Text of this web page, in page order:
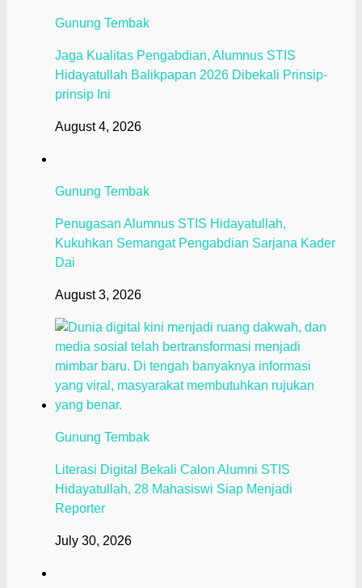
Gunung Tembak
Jaga Kualitas Pengabdian, Alumnus STIS
Hidayatullah Balikpapan 2026 Dibekali Prinsip-
prinsip Ini
August 4, 2026
Gunung Tembak
Penugasan Alumnus STIS Hidayatullah,
Kukuhkan Semangat Pengabdian Sarjana Kader
Dai
August 3, 2026
Gunung Tembak
Literasi Digital Bekali Calon Alumni STIS
Hidayatullah, 28 Mahasiswi Siap Menjadi
Reporter
July 30, 2026